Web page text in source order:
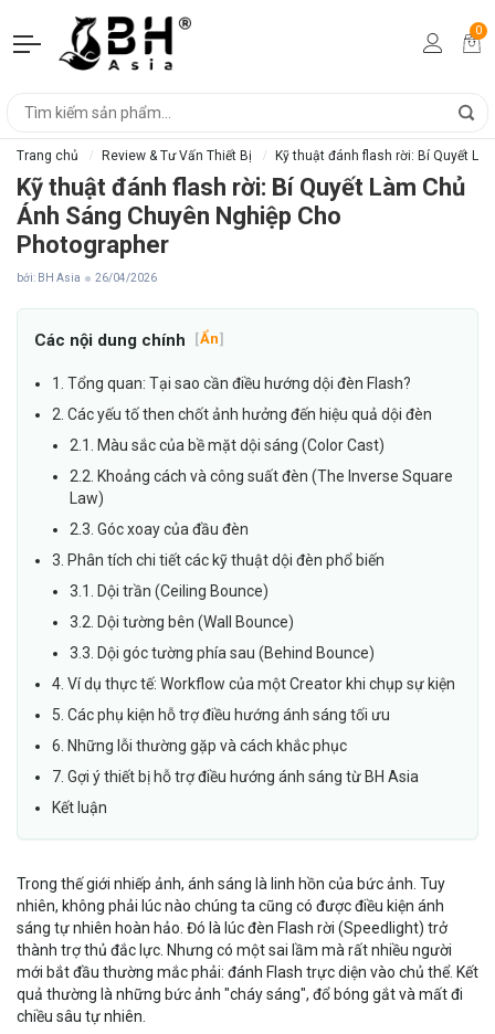
0
Trang chủ Review & Tư Vấn Thiết Bị Kỹ thuật đánh flash rời: Bí Quyết
Kỹ thuật đánh flash rời: Bí Quyết Làm Chủ
Ánh Sáng Chuyên Nghiệp Cho
Photographer
bởi: BH Asia 26/04/2026
Các nội dung chính [Ẩn]
1. Tổng quan: Tại sao cần điều hướng dội đèn Flash?
2. Các yếu tố then chốt ảnh hưởng đến hiệu quả dội đèn
2.1. Màu sắc của bề mặt dội sáng (Color Cast)
2.2. Khoảng cách và công suất đèn (The Inverse Square
Law)
2.3. Góc xoay của đầu đèn
3. Phân tích chi tiết các kỹ thuật dội đèn phổ biến
3.1. Dội trần (Ceiling Bounce)
3.2. Dội tường bên (Wall Bounce)
3.3. Dội góc tường phía sau (Behind Bounce)
4. Ví dụ thực tế: Workflow của một Creator khi chụp sự kiện
5. Các phụ kiện hỗ trợ điều hướng ánh sáng tối ưu
6. Những lỗi thường gặp và cách khắc phục
7. Gợi ý thiết bị hỗ trợ điều hướng ánh sáng từ BH Asia
Kết luận
Trong thế giới nhiếp ảnh, ánh sáng là linh hồn của bức ảnh. Tuy
nhiên, không phải lúc nào chúng ta cũng có được điều kiện ánh
sáng tự nhiên hoàn hảo. Đó là lúc đèn Flash rời (Speedlight) trở
thành trợ thủ đắc lực. Nhưng có một sai lầm mà rất nhiều người
mới bắt đầu thường mắc phải: đánh Flash trực diện vào chủ thể. Kết
quả thường là những bức ảnh "cháy sáng", đổ bóng gắt và mất đi
chiều sâu tự nhiên.